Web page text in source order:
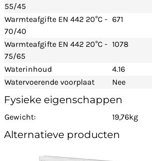
55/45
Warmteafgifte EN 442 20°C -
70/40
671
Warmteafgifte EN 442 20°C -
75/65
1078
Waterinhoud
4.16
Watervoerende voorplaat
Nee
Fysieke eigenschappen
Gewicht: 19,76kg
Alternatieve producten